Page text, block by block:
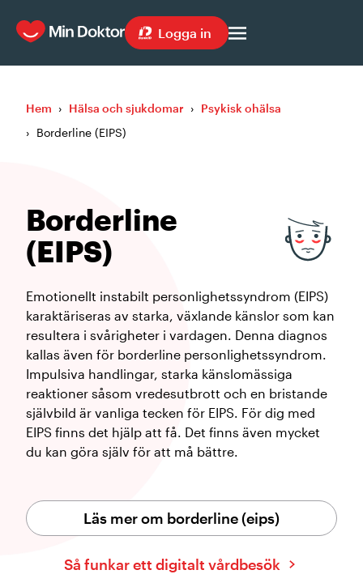
Logga in
Hem › Hälsa och sjukdomar › Psykisk ohälsa
› Borderline (EIPS)
Borderline
(EIPS)
Emotionellt instabilt personlighetssyndrom (EIPS)
karaktäriseras av starka, växlande känslor som kan
resultera i svårigheter i vardagen. Denna diagnos
kallas även för borderline personlighetssyndrom.
Impulsiva handlingar, starka känslomässiga
reaktioner såsom vredesutbrott och en bristande
självbild är vanliga tecken för EIPS. För dig med
EIPS finns det hjälp att få. Det finns även mycket
du kan göra själv för att må bättre.
Läs mer om borderline (eips)
Så funkar ett digitalt vårdbesök